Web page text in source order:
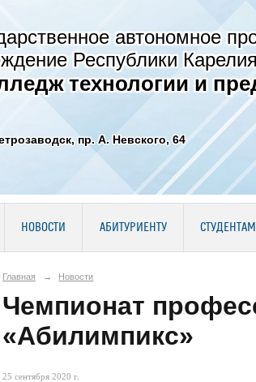
автономное
Республики
технологии и
пр. А. Невского, 64
НОВОСТИ АБИТУРИЕНТУ СТУДЕНТАМ
Главная → Новости
Чемпионат
«Абилимпикс»
25 сентября 2020 г.